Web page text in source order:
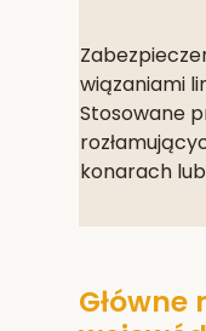
wiązaniami
Stosowane
konarach
Główne